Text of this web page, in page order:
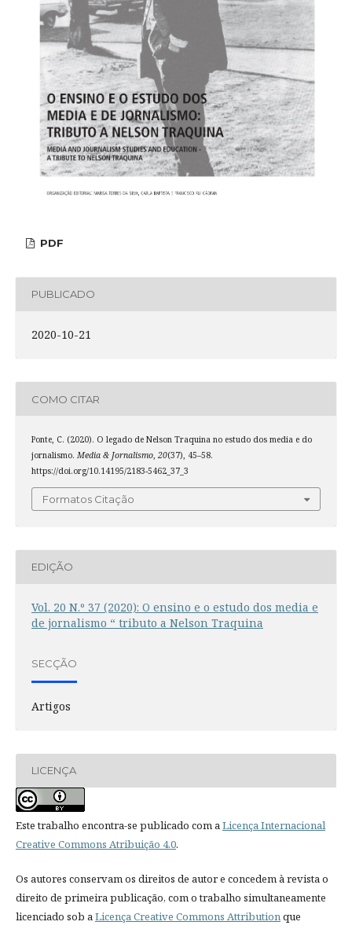
PDF
PUBLICADO
2020-10-21
COMO CITAR
Ponte, C. (2020). O legado de Nelson Traquina no estudo dos media e do
jornalismo. Media & Jornalismo, 20(37), 45–58.
https://doi.org/10.14195/2183-5462_37_3
Formatos Citação
EDIÇÃO
Vol. 20 N.º 37 (2020): O ensino e o estudo dos media e
de jornalismo “ tributo a Nelson Traquina
SECÇÃO
Artigos
LICENÇA
Este trabalho encontra-se publicado com aLicença Internacional
Creative Commons Atribuição 4.0.
Os autores conservam os direitos de autor e concedem à revista o
direito de primeira publicação, com o trabalho simultaneamente
licenciado sob aLicença Creative Commons Attributionque